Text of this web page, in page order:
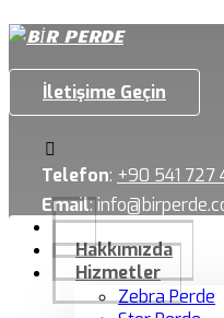
İletişime Geçin
Telefon: +90 541 727
Email:
Hakkımızda
Hizmetler
Zebra Perde